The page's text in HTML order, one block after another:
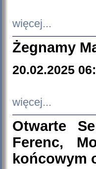
więcej...
Żegnamy
20.02.2025
więcej...
Otwarte
Ferenc,
końcowym